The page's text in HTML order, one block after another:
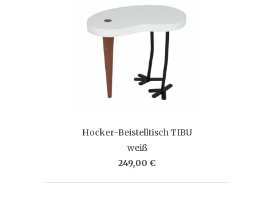
Hocker-Beistelltisch TIBU
weiß
249,00 €